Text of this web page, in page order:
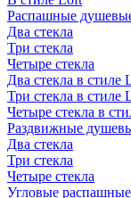
Распашные
Два стекла
Три стекла
Четыре стекла
Два стекла в стиле
Три стекла в стиле
Четыре стекла в
Раздвижные
Два стекла
Три стекла
Четыре стекла
Угловые